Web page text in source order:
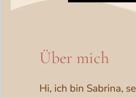
Über mich
Hi, ich bin Sabrina,